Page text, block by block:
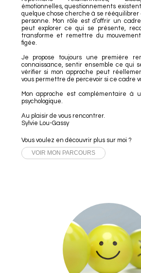
émotionnelles, questionnements
quelque chose cherche à se rééquilibrer
personne. Mon rôle est d’offrir un
peut explorer ce qui se présente,
transforme et remettre du
figée.
Je propose toujours une première
connaissance, sentir ensemble ce qui
vérifier si mon approche peut
vous permettre de percevoir si ce cadre
Mon approche est complémentaire à
psychologique.
Au plaisir de vous rencontrer.
Sylvie Lou-Gassy
Vous voulez en découvrir plus sur moi ?
VOIR MON PARCOURS